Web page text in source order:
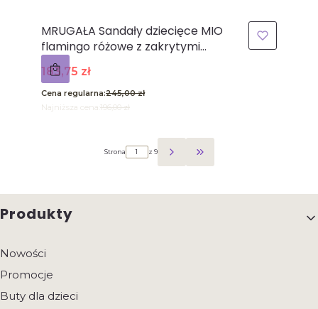
MRUGAŁA Sandały dziecięce MIO
flamingo różowe z zakrytymi
palcami
Cena promocyjna
183,75 zł
Cena regularna:245,00 zł
Najniższa cena: 196,00 zł
Strona z 9 Przejdź do ostatniej strony
Linki w stopce
Produkty
Nowości
Promocje
Buty dla dzieci